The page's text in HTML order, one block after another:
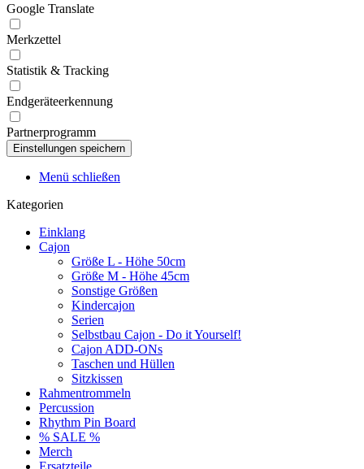
Google Translate
Merkzettel
Statistik & Tracking
Endgeräteerkennung
Partnerprogramm
Menü schließen
Kategorien
Einklang
Cajon
Größe L - Höhe 50cm
Größe M - Höhe 45cm
Sonstige Größen
Kindercajon
Serien
Selbstbau Cajon - Do it Yourself!
Cajon ADD-ONs
Taschen und Hüllen
Sitzkissen
Rahmentrommeln
Percussion
Rhythm Pin Board
% SALE %
Merch
Ersatzteile